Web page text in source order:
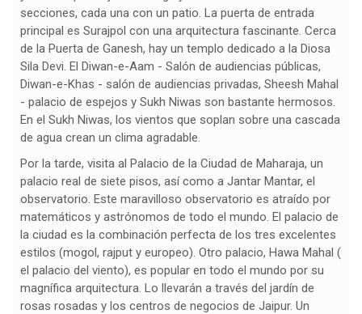
secciones, cada una con un patio. La puerta de entrada
principal es Surajpol con una arquitectura fascinante. Cerca
de la Puerta de Ganesh, hay un templo dedicado a la Diosa
Sila Devi. El Diwan-e-Aam - Salón de audiencias públicas,
Diwan-e-Khas - salón de audiencias privadas, Sheesh Mahal
- palacio de espejos y Sukh Niwas son bastante hermosos.
En el Sukh Niwas, los vientos que soplan sobre una cascada
de agua crean un clima agradable.
Por la tarde, visita al Palacio de la Ciudad de Maharaja, un
palacio real de siete pisos, así como a Jantar Mantar, el
observatorio. Este maravilloso observatorio es atraído por
matemáticos y astrónomos de todo el mundo. El palacio de
la ciudad es la combinación perfecta de los tres excelentes
estilos (mogol, rajput y europeo). Otro palacio, Hawa Mahal (
el palacio del viento), es popular en todo el mundo por su
magnífica arquitectura. Lo llevarán a través del jardín de
rosas rosadas y los centros de negocios de Jaipur. Un